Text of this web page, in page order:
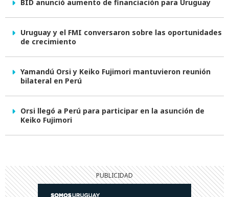
BID anunció aumento de financiación para Uruguay
Uruguay y el FMI conversaron sobre las oportunidades
de crecimiento
Yamandú Orsi y Keiko Fujimori mantuvieron reunión
bilateral en Perú
Orsi llegó a Perú para participar en la asunción de
Keiko Fujimori